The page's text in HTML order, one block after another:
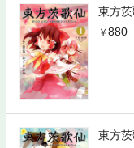
東方
880
東方